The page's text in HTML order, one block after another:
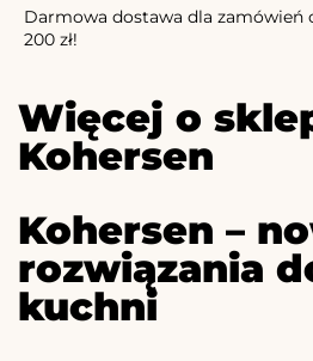
Darmowa dostawa dla zamówień
200 zł!
Więcej o
Kohersen
Kohersen –
rozwiązania
kuchni